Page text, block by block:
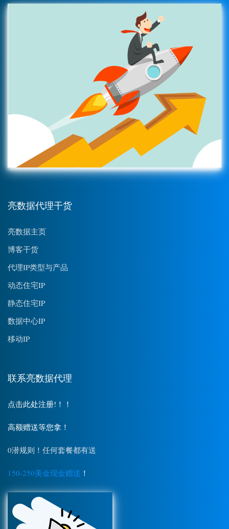
亮数据代理干货
亮数据主页
博客干货
代理IP类型与产品
动态住宅IP
静态住宅IP
数据中心IP
移动IP
联系亮数据代理
点击此处注册!！！
高额赠送等您拿！
0潜规则！任何套餐都有送
150-250美金现金赠送 ！